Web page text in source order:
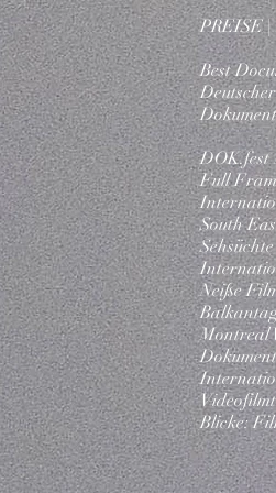
PREISE
Best
DOK.fest
Full
South
Neiße
Montreal
Blicke: